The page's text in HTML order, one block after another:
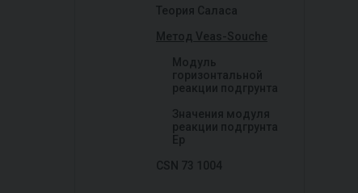
Теория Саласа
Метод Veas-Souchе
Модуль
горизонтальной
реакции подгрунта
Значения модуля
реакции подгрунта
Ep
CSN 73 1004